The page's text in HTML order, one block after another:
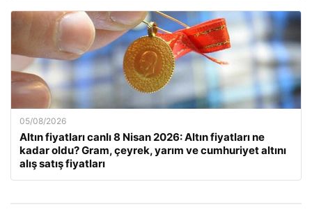
05/08/2026
Altın fiyatları canlı 8 Nisan 2026: Altın fiyatları ne
kadar oldu? Gram, çeyrek, yarım ve cumhuriyet altını
alış satış fiyatları